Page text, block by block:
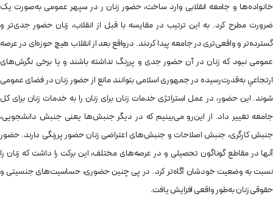
خانواده‌ها و جامعه انقلابی وارد ساخت، حضور زنان ر در سپهر عمومی به‌صورت یک
ضرورت مطرح کرد. به این ترتیب در مقایسه با قبل از انقلاب، زنان حضور جدی‌تر و
گسترده‌تر و واقعی‌تری در جامعه پیدا کردند. درواقع بعد از انقلاب هیچ حوزه‌ای در عرصه‌
عمومی نبود که زنان در آن حضور جدی و پررنگ نداشته باشند و یا برخی نگرش‌های
ارتجاعیِ به‌قدرت‌رسیده در جمهوری اسلامی بتوانند مانع از حضور زنان در فضای عمومی
شوند. این حضور، در عمل استراتژی خدمات زنان برای زنان را به خدمات زنان برای کل
جامعه تغییر داد. از این‌رو می‌بینیم که در دیگر جنبش‌ها یعنی جنبش دانشجویی،
جنبش کارگری، جنبش اصلاحات و جنبش‌های اعتراضی زنان حضور پررنگی دارند. حضور
آنها در مقاطع گوناگون تحصیلی و در عرصه‌های مختلف، این برکت را داشت که زنان را
نسبت به وضعیت خودشان آگاه‌تر کرد. در پی چنین حضوری، حساسیت‌های جنسیتی‌ و
حقوقی زنان به‌طور واقعی افزایش یافت.